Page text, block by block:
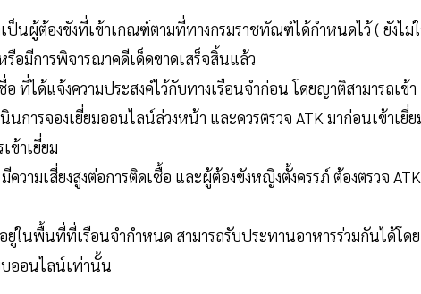
ป็นผู้ต้องขังที่เข้าเกณฑ์ตามที่ทางกรมราชทัณฑ์ได้กำหนดไว้ ( ยังไม่
มีการพิจารณาคดีเด็ดขาดเสร็จสิ้นแล้ว
ที่ได้แจ้งความประสงค์ไว้กับทางเรือนจำก่อน โดยญาติสามารถเข้า
การจองเยี่ยมออนไลน์ล่วงหน้า และควรตรวจ ATK มาก่อนเข้าเยี่ย
ข้าเยี่ยม
วามเสี่ยงสูงต่อการติดเชื้อ และผู้ต้องขังหญิงตั้งครรภ์ ต้องตรวจ ATK
ยู่ในพื้นที่ที่เรือนจำกำหนด สามารถรับประทานอาหารร่วมกันได้โดย
บออนไลน์เท่านั้น